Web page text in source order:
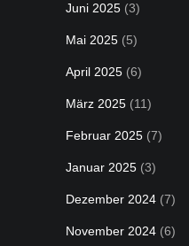
Juni 2025 (3)
Mai 2025 (5)
April 2025 (6)
März 2025 (11)
Februar 2025 (7)
Januar 2025 (3)
Dezember 2024 (7)
November 2024 (6)